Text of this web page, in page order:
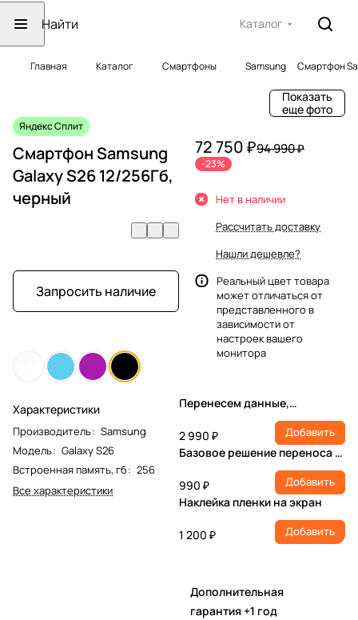
Каталог
Главная Каталог Смартфоны Samsung Смартфон
Показать
еще фото
Яндекс Сплит
Смартфон Samsung
Galaxy S26 12/256Гб,
черный
Запросить наличие
Характеристики
Производитель: Samsung
Модель: Galaxy S26
Встроенная память, гб: 256
Все характеристики
72 750 ₽94 990 ₽
-23%
Нет в наличии
Рассчитать доставку
Нашли дешевле?
Реальный цвет товара
может отличаться от
представленного в
зависимости от
настроек вашего
монитора
Перенесем данные,
настроим учетную запись,
установим ПО
2 990 ₽ Добавить
Базовое решение переноса и
990 ₽
Добавить
Наклейка пленки на экран
1 200 ₽ Добавить
Дополнительная
гарантия +1 год